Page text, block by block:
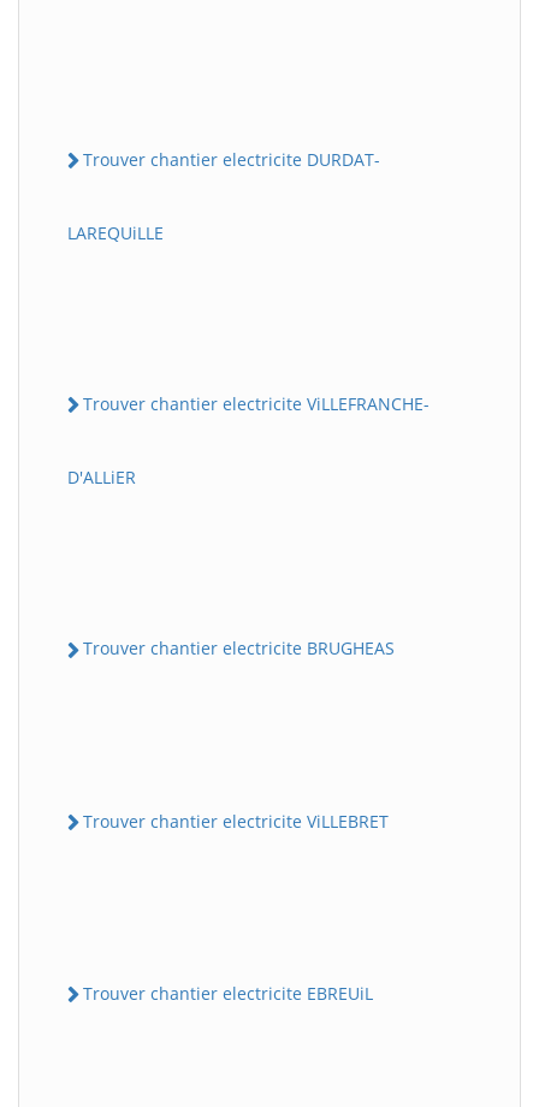
Trouver chantier electricite DURDAT-
LAREQUiLLE
Trouver chantier electricite ViLLEFRANCHE-
D'ALLiER
Trouver chantier electricite BRUGHEAS
Trouver chantier electricite ViLLEBRET
Trouver chantier electricite EBREUiL